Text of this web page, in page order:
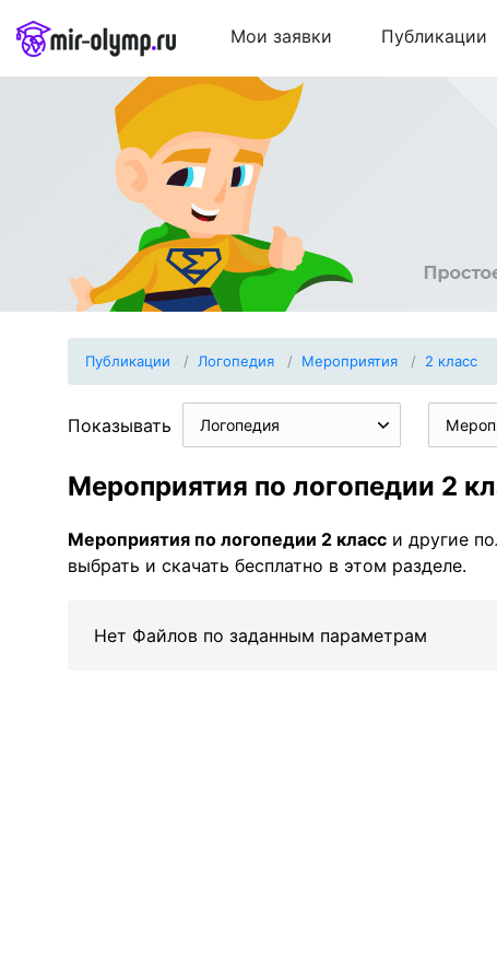
Мои заявки Публикации
Публикации Логопедия Мероприятия 2 класс
Показывать Логопедия
Мероприятия по логопедии 2
Мероприятия по логопедии 2 класс и другие
выбрать и скачать бесплатно в этом разделе.
Нет Файлов по заданным параметрам